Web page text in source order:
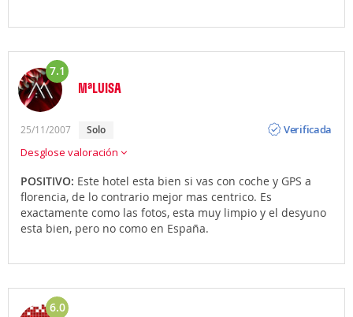
7.1
MªLUISA
25/11/2007 solo
Verificada
Desglose valoración
POSITIVO: Este hotel esta bien si vas con coche y GPS a
florencia, de lo contrario mejor mas centrico. Es
exactamente como las fotos, esta muy limpio y el desyuno
esta bien, pero no como en España.
6.0